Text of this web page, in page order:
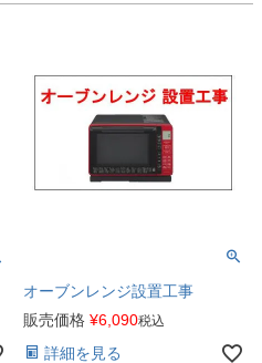
オーブンレンジ設置工事
販売価格 ¥6,090税込
詳細を見る